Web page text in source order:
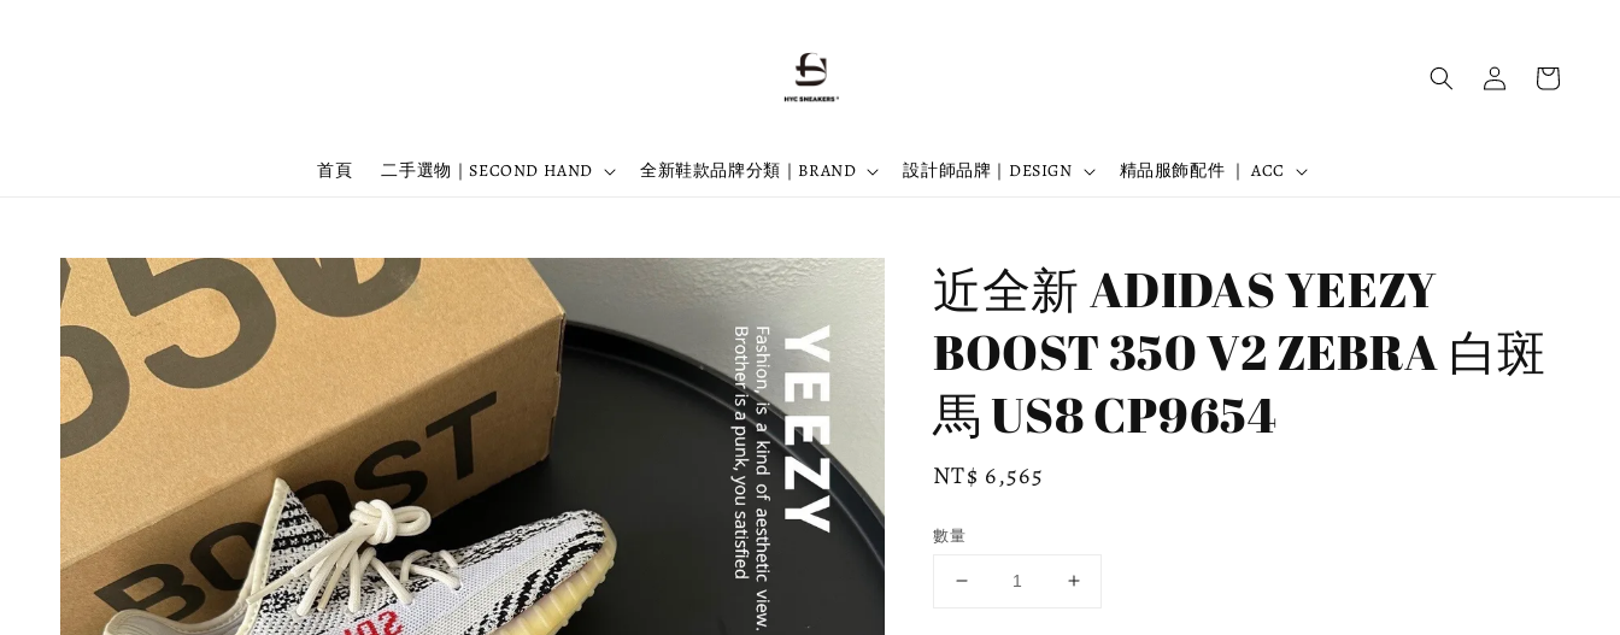
首頁 二手選物｜SECOND HAND 全新鞋款品牌分類｜BRAND 設計師品牌｜DESIGN 精品服飾配件 ｜ ACC
近全新 ADIDAS YEEZY
BOOST 350 V2 ZEBRA 白斑
馬 US8 CP9654
Regular
NT$ 6,565
數量